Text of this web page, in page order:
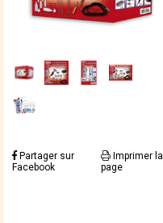
trucs et
astuces
Partager sur
Facebook
Imprimer la
page